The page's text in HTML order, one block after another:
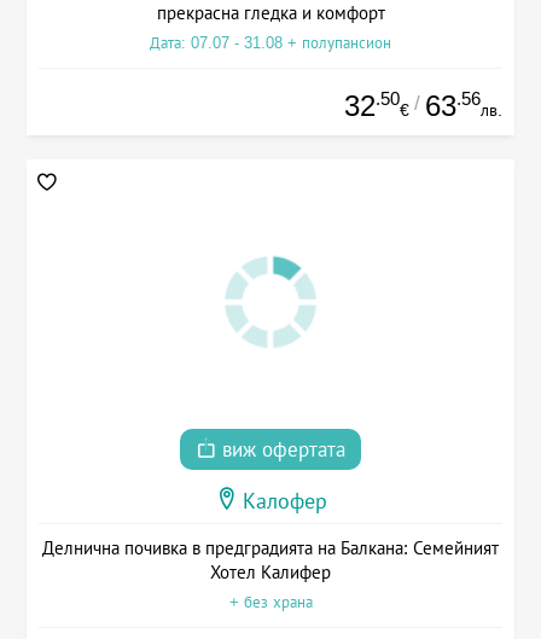
прекрасна гледка и комфорт
Дата: 07.07 - 31.08 + полупансион
32.50
€ / 63.56
лв.
виж офертата
Калофер
Делнична почивка в предградията на Балкана: Семейният
Хотел Калифер
+ без храна